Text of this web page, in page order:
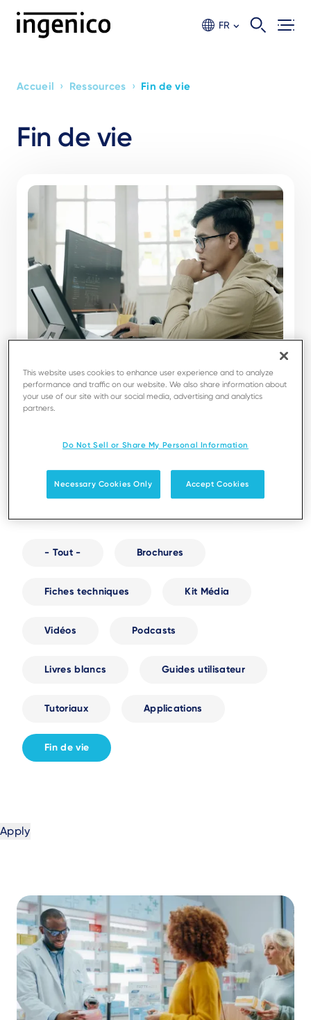
contenu
FR
Breadcrumb
Accueil › Ressources › Fin de vie
Fin de vie
FIN DE VIE
SignKit TETRA and AXIUM
Téléchargement Voir
- Tout - Brochures
Fiches techniques Kit Média
Vidéos Podcasts
Livres blancs Guides utilisateur
Tutoriaux Applications
Fin de vie
This website uses cookies to enhance user experience and to analyze
performance and traffic on our website. We also share information about
your use of our site with our social media, advertising and analytics
partners.
Do Not Sell or Share My Personal Information
Necessary Cookies Only Accept Cookies